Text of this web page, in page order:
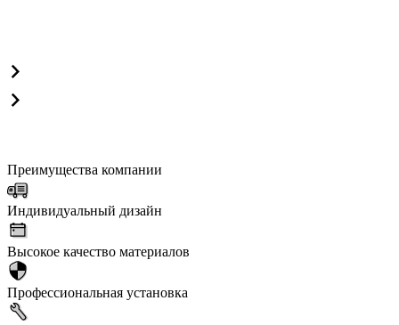
Преимущества компании
Индивидуальный дизайн
Высокое качество материалов
Профессиональная установка